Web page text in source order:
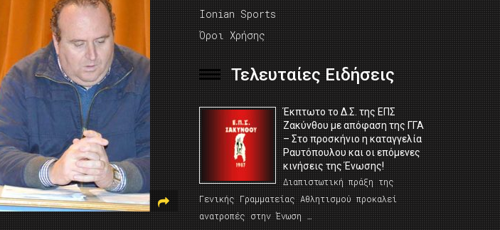
Ionian Sports
Όροι Χρήσης
Τελευταίες Ειδήσεις
Έκπτωτο το Δ.Σ. της ΕΠΣ
Ζακύνθου με απόφαση της ΓΓΑ
– Στο προσκήνιο η καταγγελία
Ραυτόπουλου και οι επόμενες
κινήσεις της Ένωσης!
Διαπιστωτική πράξη της
Γενικής Γραμματείας Αθλητισμού προκαλεί
ανατροπές στην Ένωση …